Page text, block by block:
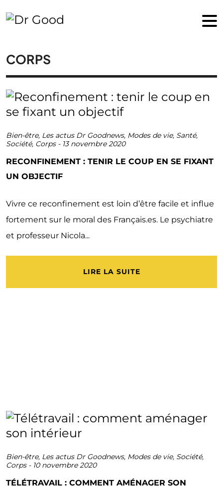
CORPS
Bien-être, Les actus Dr Goodnews, Modes de vie, Santé,
Société, Corps- 13 novembre 2020
RECONFINEMENT : TENIR LE COUP EN SE FIXANT
UN OBJECTIF
Vivre ce reconfinement est loin d’être facile et influe
fortement sur le moral des Français.es. Le psychiatre
et professeur Nicola...
LIRE LA SUITE
Bien-être, Les actus Dr Goodnews, Modes de vie, Société,
Corps- 10 novembre 2020
TÉLÉTRAVAIL : COMMENT AMÉNAGER SON